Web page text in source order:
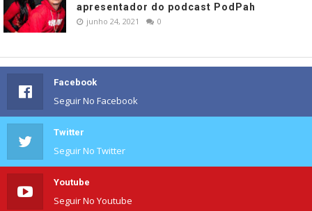
apresentador do podcast PodPah
junho 24, 2021 0
Facebook
Seguir No Facebook
Twitter
Seguir No Twitter
Youtube
Seguir No Youtube